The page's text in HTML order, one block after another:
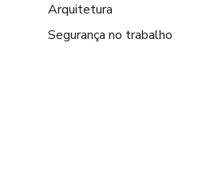
Arquitetura
Segurança no trabalho